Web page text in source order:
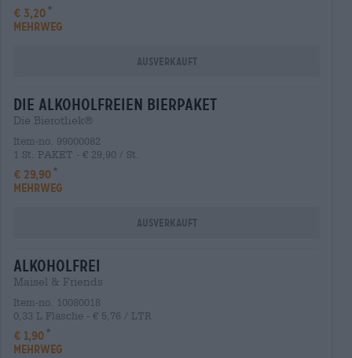
€ 3,20
MEHRWEG
Ausverkauft
die alkoholfreien Bierpaket
Die Bierothek®
Item-no. 99000082
1 St. PAKET - € 29,90 / St.
€ 29,90
MEHRWEG
Ausverkauft
alkoholfrei
Maisel & Friends
Item-no. 10080018
0,33 L Flasche - € 5,76 / LTR
€ 1,90
MEHRWEG